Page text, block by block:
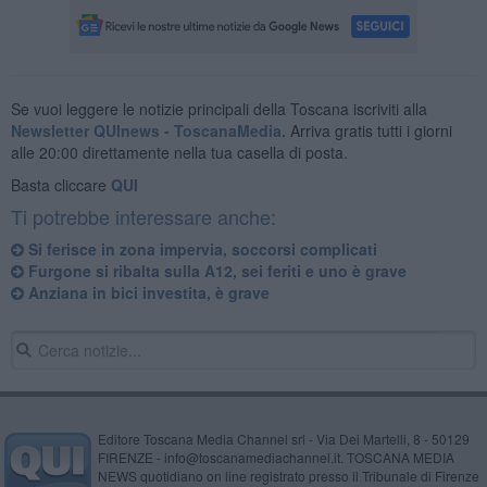
Se vuoi leggere le notizie principali della Toscana iscriviti alla
Newsletter QUInews - ToscanaMedia. Arriva gratis tutti i giorni
alle 20:00 direttamente nella tua casella di posta.
Basta cliccare QUI
Ti potrebbe interessare anche:
Si ferisce in zona impervia, soccorsi complicati
Furgone si ribalta sulla A12, sei feriti e uno è grave
Anziana in bici investita, è grave
Editore Toscana Media Channel srl - Via Dei Martelli, 8 - 50129
FIRENZE - info@toscanamediachannel.it. TOSCANA MEDIA
NEWS quotidiano on line registrato presso il Tribunale di Firenze